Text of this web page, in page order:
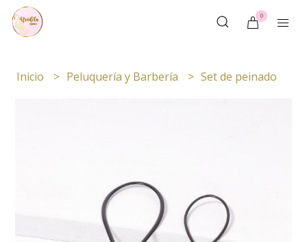
0
Inicio Peluquería y Barbería Set de peinado